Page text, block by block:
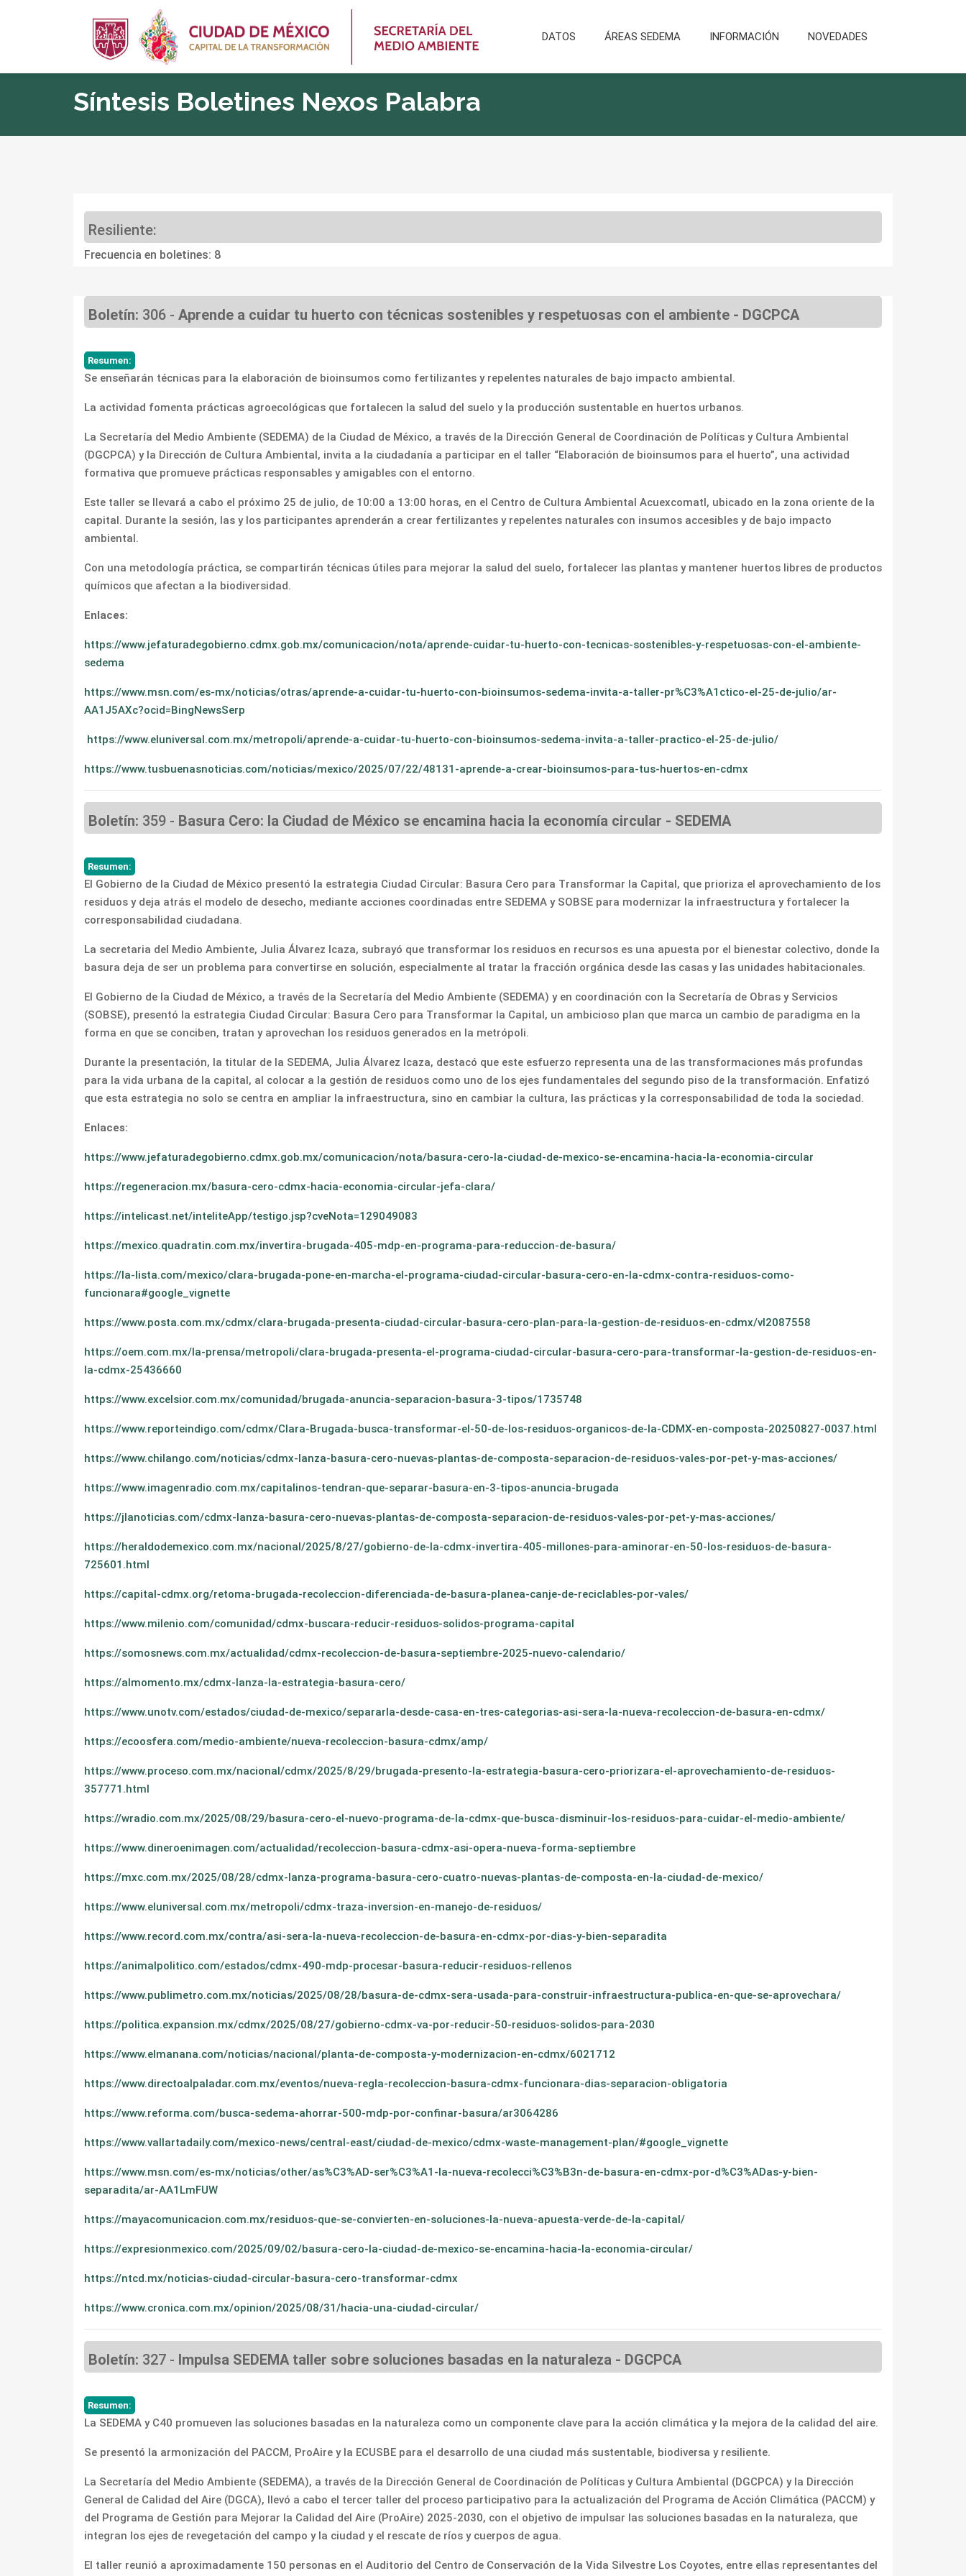
DATOS ÁREAS SEDEMA INFORMACIÓN NOVEDADES
Síntesis Boletines Nexos Palabra
Resiliente:
Frecuencia en boletines: 8
Boletín: 306 - Aprende a cuidar tu huerto con técnicas sostenibles y respetuosas con el ambiente - DGCPCA
Resumen:
Se enseñarán técnicas para la elaboración de bioinsumos como fertilizantes y repelentes naturales de bajo impacto ambiental.
La actividad fomenta prácticas agroecológicas que fortalecen la salud del suelo y la producción sustentable en huertos urbanos.
La Secretaría del Medio Ambiente (SEDEMA) de la Ciudad de México, a través de la Dirección General de Coordinación de Políticas y Cultura Ambiental
(DGCPCA) y la Dirección de Cultura Ambiental, invita a la ciudadanía a participar en el taller “Elaboración de bioinsumos para el huerto”, una actividad
formativa que promueve prácticas responsables y amigables con el entorno.
Este taller se llevará a cabo el próximo 25 de julio, de 10:00 a 13:00 horas, en el Centro de Cultura Ambiental Acuexcomatl, ubicado en la zona oriente de la
capital. Durante la sesión, las y los participantes aprenderán a crear fertilizantes y repelentes naturales con insumos accesibles y de bajo impacto
ambiental.
Con una metodología práctica, se compartirán técnicas útiles para mejorar la salud del suelo, fortalecer las plantas y mantener huertos libres de productos
químicos que afectan a la biodiversidad.
Enlaces:
https://www.jefaturadegobierno.cdmx.gob.mx/comunicacion/nota/aprende-cuidar-tu-huerto-con-tecnicas-sostenibles-y-respetuosas-con-el-ambiente-
sedema
https://www.msn.com/es-mx/noticias/otras/aprende-a-cuidar-tu-huerto-con-bioinsumos-sedema-invita-a-taller-pr%C3%A1ctico-el-25-de-julio/ar-
AA1J5AXc?ocid=BingNewsSerp
https://www.eluniversal.com.mx/metropoli/aprende-a-cuidar-tu-huerto-con-bioinsumos-sedema-invita-a-taller-practico-el-25-de-julio/
https://www.tusbuenasnoticias.com/noticias/mexico/2025/07/22/48131-aprende-a-crear-bioinsumos-para-tus-huertos-en-cdmx
Boletín: 359 - Basura Cero: la Ciudad de México se encamina hacia la economía circular - SEDEMA
Resumen:
El Gobierno de la Ciudad de México presentó la estrategia Ciudad Circular: Basura Cero para Transformar la Capital, que prioriza el aprovechamiento de los
residuos y deja atrás el modelo de desecho, mediante acciones coordinadas entre SEDEMA y SOBSE para modernizar la infraestructura y fortalecer la
corresponsabilidad ciudadana.
La secretaria del Medio Ambiente, Julia Álvarez Icaza, subrayó que transformar los residuos en recursos es una apuesta por el bienestar colectivo, donde la
basura deja de ser un problema para convertirse en solución, especialmente al tratar la fracción orgánica desde las casas y las unidades habitacionales.
El Gobierno de la Ciudad de México, a través de la Secretaría del Medio Ambiente (SEDEMA) y en coordinación con la Secretaría de Obras y Servicios
(SOBSE), presentó la estrategia Ciudad Circular: Basura Cero para Transformar la Capital, un ambicioso plan que marca un cambio de paradigma en la
forma en que se conciben, tratan y aprovechan los residuos generados en la metrópoli.
Durante la presentación, la titular de la SEDEMA, Julia Álvarez Icaza, destacó que este esfuerzo representa una de las transformaciones más profundas
para la vida urbana de la capital, al colocar a la gestión de residuos como uno de los ejes fundamentales del segundo piso de la transformación. Enfatizó
que esta estrategia no solo se centra en ampliar la infraestructura, sino en cambiar la cultura, las prácticas y la corresponsabilidad de toda la sociedad.
Enlaces:
https://www.jefaturadegobierno.cdmx.gob.mx/comunicacion/nota/basura-cero-la-ciudad-de-mexico-se-encamina-hacia-la-economia-circular
https://regeneracion.mx/basura-cero-cdmx-hacia-economia-circular-jefa-clara/
https://intelicast.net/inteliteApp/testigo.jsp?cveNota=129049083
https://mexico.quadratin.com.mx/invertira-brugada-405-mdp-en-programa-para-reduccion-de-basura/
https://la-lista.com/mexico/clara-brugada-pone-en-marcha-el-programa-ciudad-circular-basura-cero-en-la-cdmx-contra-residuos-como-
funcionara#google_vignette
https://www.posta.com.mx/cdmx/clara-brugada-presenta-ciudad-circular-basura-cero-plan-para-la-gestion-de-residuos-en-cdmx/vl2087558
https://oem.com.mx/la-prensa/metropoli/clara-brugada-presenta-el-programa-ciudad-circular-basura-cero-para-transformar-la-gestion-de-residuos-en-
la-cdmx-25436660
https://www.excelsior.com.mx/comunidad/brugada-anuncia-separacion-basura-3-tipos/1735748
https://www.reporteindigo.com/cdmx/Clara-Brugada-busca-transformar-el-50-de-los-residuos-organicos-de-la-CDMX-en-composta-20250827-0037.html
https://www.chilango.com/noticias/cdmx-lanza-basura-cero-nuevas-plantas-de-composta-separacion-de-residuos-vales-por-pet-y-mas-acciones/
https://www.imagenradio.com.mx/capitalinos-tendran-que-separar-basura-en-3-tipos-anuncia-brugada
https://jlanoticias.com/cdmx-lanza-basura-cero-nuevas-plantas-de-composta-separacion-de-residuos-vales-por-pet-y-mas-acciones/
https://heraldodemexico.com.mx/nacional/2025/8/27/gobierno-de-la-cdmx-invertira-405-millones-para-aminorar-en-50-los-residuos-de-basura-
725601.html
https://capital-cdmx.org/retoma-brugada-recoleccion-diferenciada-de-basura-planea-canje-de-reciclables-por-vales/
https://www.milenio.com/comunidad/cdmx-buscara-reducir-residuos-solidos-programa-capital
https://somosnews.com.mx/actualidad/cdmx-recoleccion-de-basura-septiembre-2025-nuevo-calendario/
https://almomento.mx/cdmx-lanza-la-estrategia-basura-cero/
https://www.unotv.com/estados/ciudad-de-mexico/separarla-desde-casa-en-tres-categorias-asi-sera-la-nueva-recoleccion-de-basura-en-cdmx/
https://ecoosfera.com/medio-ambiente/nueva-recoleccion-basura-cdmx/amp/
https://www.proceso.com.mx/nacional/cdmx/2025/8/29/brugada-presento-la-estrategia-basura-cero-priorizara-el-aprovechamiento-de-residuos-
357771.html
https://wradio.com.mx/2025/08/29/basura-cero-el-nuevo-programa-de-la-cdmx-que-busca-disminuir-los-residuos-para-cuidar-el-medio-ambiente/
https://www.dineroenimagen.com/actualidad/recoleccion-basura-cdmx-asi-opera-nueva-forma-septiembre
https://mxc.com.mx/2025/08/28/cdmx-lanza-programa-basura-cero-cuatro-nuevas-plantas-de-composta-en-la-ciudad-de-mexico/
https://www.eluniversal.com.mx/metropoli/cdmx-traza-inversion-en-manejo-de-residuos/
https://www.record.com.mx/contra/asi-sera-la-nueva-recoleccion-de-basura-en-cdmx-por-dias-y-bien-separadita
https://animalpolitico.com/estados/cdmx-490-mdp-procesar-basura-reducir-residuos-rellenos
https://www.publimetro.com.mx/noticias/2025/08/28/basura-de-cdmx-sera-usada-para-construir-infraestructura-publica-en-que-se-aprovechara/
https://politica.expansion.mx/cdmx/2025/08/27/gobierno-cdmx-va-por-reducir-50-residuos-solidos-para-2030
https://www.elmanana.com/noticias/nacional/planta-de-composta-y-modernizacion-en-cdmx/6021712
https://www.directoalpaladar.com.mx/eventos/nueva-regla-recoleccion-basura-cdmx-funcionara-dias-separacion-obligatoria
https://www.reforma.com/busca-sedema-ahorrar-500-mdp-por-confinar-basura/ar3064286
https://www.vallartadaily.com/mexico-news/central-east/ciudad-de-mexico/cdmx-waste-management-plan/#google_vignette
https://www.msn.com/es-mx/noticias/other/as%C3%AD-ser%C3%A1-la-nueva-recolecci%C3%B3n-de-basura-en-cdmx-por-d%C3%ADas-y-bien-
separadita/ar-AA1LmFUW
https://mayacomunicacion.com.mx/residuos-que-se-convierten-en-soluciones-la-nueva-apuesta-verde-de-la-capital/
https://expresionmexico.com/2025/09/02/basura-cero-la-ciudad-de-mexico-se-encamina-hacia-la-economia-circular/
https://ntcd.mx/noticias-ciudad-circular-basura-cero-transformar-cdmx
https://www.cronica.com.mx/opinion/2025/08/31/hacia-una-ciudad-circular/
Boletín: 327 - Impulsa SEDEMA taller sobre soluciones basadas en la naturaleza - DGCPCA
Resumen:
La SEDEMA y C40 promueven las soluciones basadas en la naturaleza como un componente clave para la acción climática y la mejora de la calidad del aire.
Se presentó la armonización del PACCM, ProAire y la ECUSBE para el desarrollo de una ciudad más sustentable, biodiversa y resiliente.
La Secretaría del Medio Ambiente (SEDEMA), a través de la Dirección General de Coordinación de Políticas y Cultura Ambiental (DGCPCA) y la Dirección
General de Calidad del Aire (DGCA), llevó a cabo el tercer taller del proceso participativo para la actualización del Programa de Acción Climática (PACCM) y
del Programa de Gestión para Mejorar la Calidad del Aire (ProAire) 2025-2030, con el objetivo de impulsar las soluciones basadas en la naturaleza, que
integran los ejes de revegetación del campo y la ciudad y el rescate de ríos y cuerpos de agua.
El taller reunió a aproximadamente 150 personas en el Auditorio del Centro de Conservación de la Vida Silvestre Los Coyotes, entre ellas representantes del